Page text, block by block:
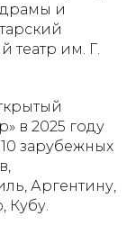
драмы и
театр им. Г.
в 2025 году
зарубежных
Аргентину,
Кубу.